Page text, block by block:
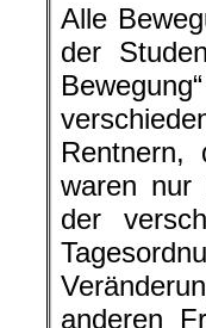
Alle
der
Rentnern,
waren nur
der
anderen